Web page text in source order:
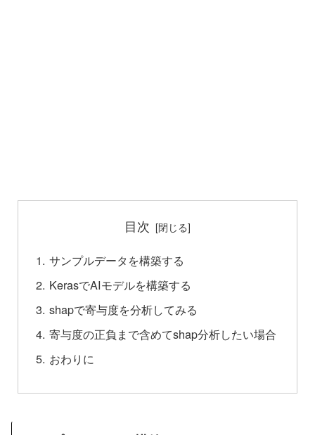
目次
サンプルデータを構築する
KerasでAIモデルを構築する
shapで寄与度を分析してみる
寄与度の正負まで含めてshap分析したい場合
おわりに